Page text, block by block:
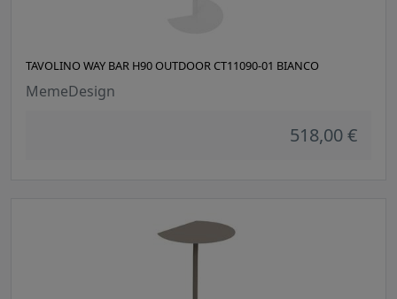
TAVOLINO WAY BAR H90 OUTDOOR CT11090-01 BIANCO
MemeDesign
518,00 €